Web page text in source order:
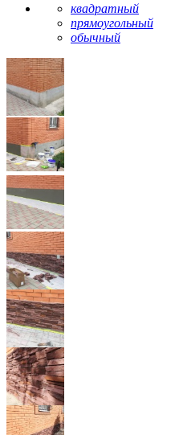
квадратный
прямоугольный
обычный